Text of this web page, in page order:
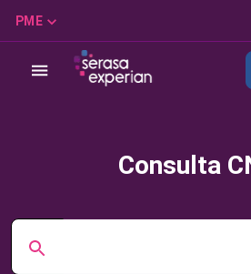
PME
Consulta